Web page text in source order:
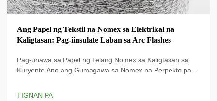
Ang Papel ng Tekstil na Nomex sa Elektrikal na
Kaligtasan: Pag-iinsulate Laban sa Arc Flashes
Pag-unawa sa Papel ng Telang Nomex sa Kaligtasan sa
Kuryente Ano ang Gumagawa sa Nomex na Perpekto para
TIGNAN PA